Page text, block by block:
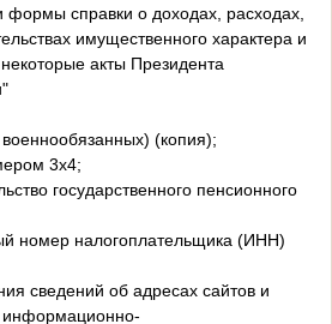
формы справки о доходах, расходах,
имущественного характера и
акты Президента
(копия);
3х4;
государственного пенсионного
номер налогоплательщика (ИНН)
сведений об адресах сайтов и
информационно-